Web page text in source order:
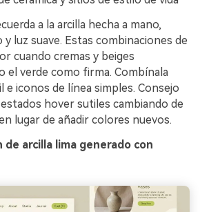
a la arcilla hecha a mano,
luz suave. Estas combinaciones de
cuando cremas y beiges
el verde como firma. Combínala
iconos de línea simples. Consejo
hover sutiles cambiando de
lugar de añadir colores nuevos.
de arcilla lima generado con